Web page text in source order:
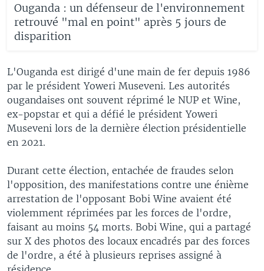
Ouganda : un défenseur de l'environnement
retrouvé "mal en point" après 5 jours de
disparition
L'Ouganda est dirigé d'une main de fer depuis 1986
par le président Yoweri Museveni. Les autorités
ougandaises ont souvent réprimé le NUP et Wine,
ex-popstar et qui a défié le président Yoweri
Museveni lors de la dernière élection présidentielle
en 2021.
Durant cette élection, entachée de fraudes selon
l'opposition, des manifestations contre une énième
arrestation de l'opposant Bobi Wine avaient été
violemment réprimées par les forces de l'ordre,
faisant au moins 54 morts. Bobi Wine, qui a partagé
sur X des photos des locaux encadrés par des forces
de l'ordre, a été à plusieurs reprises assigné à